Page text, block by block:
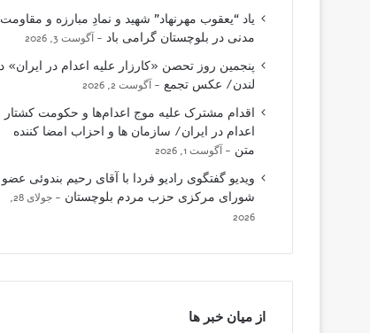
یاد “یعقوب مهرنهاد” شهید و نمادِ مبارزه و مقاومت
مدنی در بلوچستان گرامی باد
آگوست 3, 2026
پنجمین روز تحصن «کارزار علیه اعدام در ایران»
لندن/ عکس تجمع
آگوست 2, 2026
اقدام مشترک علیه موج اعدام‌ها و حکومت کشتار
اعدام در ایران/ سازمان ها و احزاب امضا کننده
متن
آگوست 1, 2026
ویدیو گفتگوی رادیو فردا با آقای رحیم بندوئی عضو
شورای مرکزی حزب مردم بلوچستان
جولای 28,
2026
از میان خبر ها